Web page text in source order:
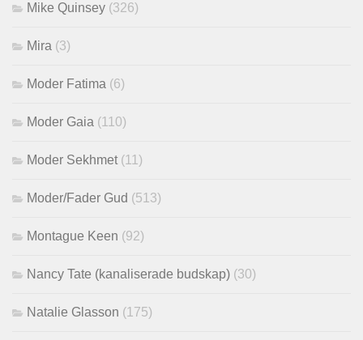
Mike Quinsey (326)
Mira (3)
Moder Fatima (6)
Moder Gaia (110)
Moder Sekhmet (11)
Moder/Fader Gud (513)
Montague Keen (92)
Nancy Tate (kanaliserade budskap) (30)
Natalie Glasson (175)